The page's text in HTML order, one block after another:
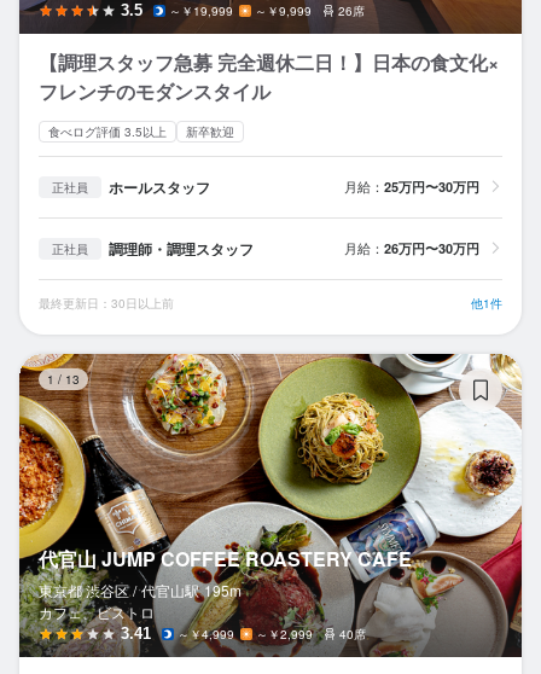
3.5 ～￥19,999 ～￥9,999 26席
【調理スタッフ急募 完全週休二日！】日本の食文化×
フレンチのモダンスタイル
食べログ評価 3.5以上 新卒歓迎
正社員 ホールスタッフ 月給： 25万円〜30万円
正社員 調理師・調理スタッフ 月給： 26万円〜30万円
最終更新日：30日以上前 他1件
1 / 13
代官山 JUMP COFFEE ROASTERY CAFE
東京都 渋谷区 / 代官山駅 195m
カフェ、ビストロ
3.41 ～￥4,999 ～￥2,999 40席